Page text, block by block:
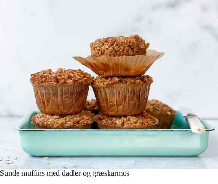
Sunde muffins med dadler og græskarmos